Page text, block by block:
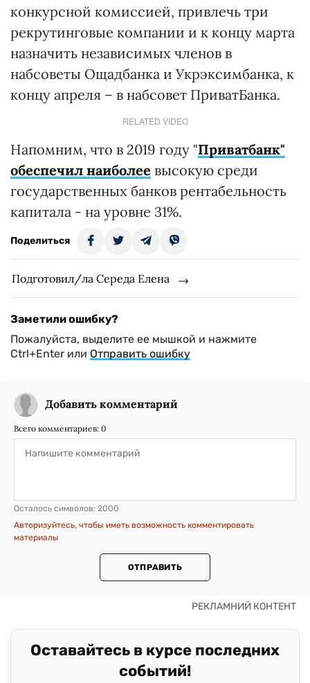
конкурсной комиссией, привлечь три
рекрутинговые компании и к концу марта
назначить независимых членов в
набсоветы Ощадбанка и Укрэксимбанка, к
концу апреля – в набсовет ПриватБанка.
RELATED VIDEO
Напомним, что в 2019 году "Приватбанк"
обеспечил наиболее высокую среди
государственных банков рентабельность
капитала - на уровне 31%.
Поделиться
Подготовил/ла Середа Елена
Заметили ошибку?
Пожалуйста, выделите ее мышкой и нажмите
Ctrl+Enter или Отправить ошибку
Добавить комментарий
Всего комментариев: 0
Осталось символов: 2000
Авторизуйтесь, чтобы иметь возможность комментировать
материалы
ОТПРАВИТЬ
Оставайтесь в курсе последних
событий!